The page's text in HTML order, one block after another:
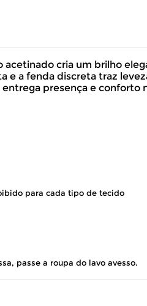
acetinado cria um brilho
e a fenda discreta traz
presença e conforto
para cada tipo de tecido
passe a roupa do lavo avesso.